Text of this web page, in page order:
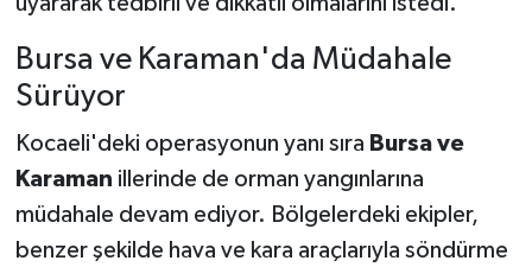
Bursa ve Karaman'da Müdahale
Sürüyor
Kocaeli'deki operasyonun yanı sıra Bursa ve
Karaman illerinde de orman yangınlarına
müdahale devam ediyor. Bölgelerdeki ekipler,
benzer şekilde hava ve kara araçlarıyla söndürme